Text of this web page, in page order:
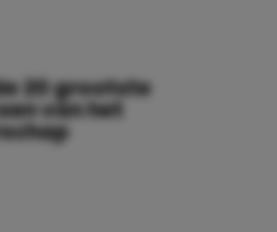
20 grootste
van het